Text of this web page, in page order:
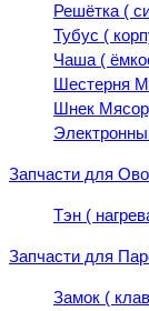
Решётка (
Тубус (
Чаша (
Шестерня
Шнек
Запчасти для
Тэн (
Запчасти для
Замок (